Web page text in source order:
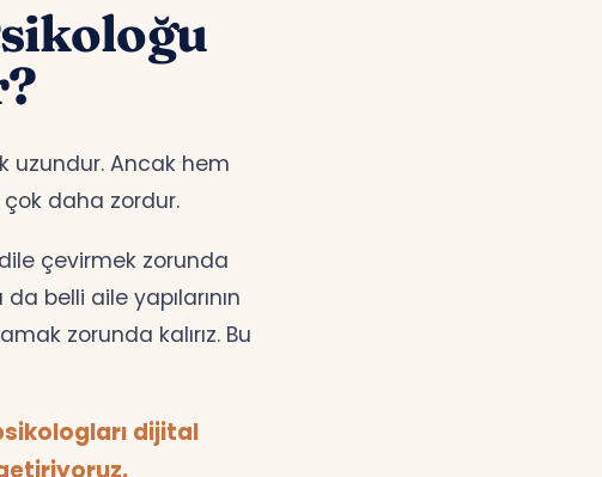
uzundur. Ancak hem
daha zordur.
çevirmek zorunda
belli aile yapılarının
zorunda kalırız. Bu
dijital